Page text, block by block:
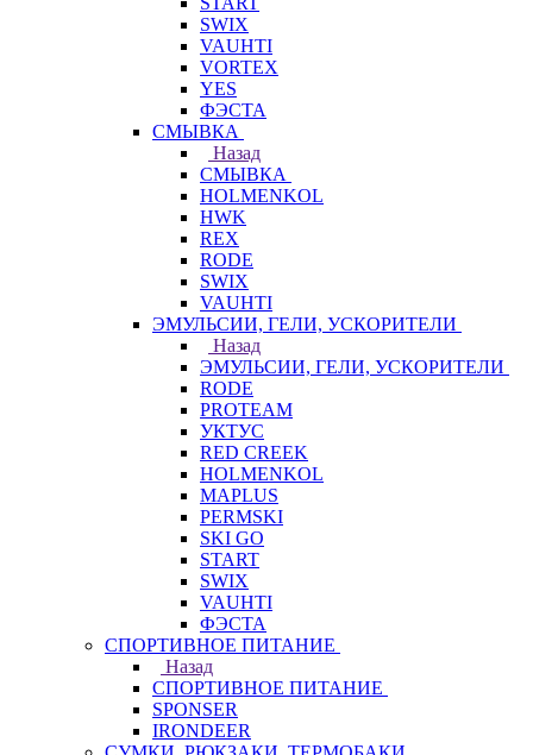
SWIX
VAUHTI
VORTEX
YES
ФЭСТА
СМЫВКА
Назад
СМЫВКА
HOLMENKOL
HWK
REX
RODE
SWIX
VAUHTI
ЭМУЛЬСИИ, ГЕЛИ, УСКОРИТЕЛИ
Назад
ЭМУЛЬСИИ, ГЕЛИ, УСКОРИТЕЛИ
RODE
PROTEAM
УКТУС
RED CREEK
HOLMENKOL
MAPLUS
PERMSKI
SKI GO
START
SWIX
VAUHTI
ФЭСТА
СПОРТИВНОЕ ПИТАНИЕ
Назад
СПОРТИВНОЕ ПИТАНИЕ
SPONSER
IRONDEER